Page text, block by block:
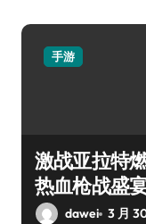
手游
激战亚拉特
热血枪战盛
dawei 3 月